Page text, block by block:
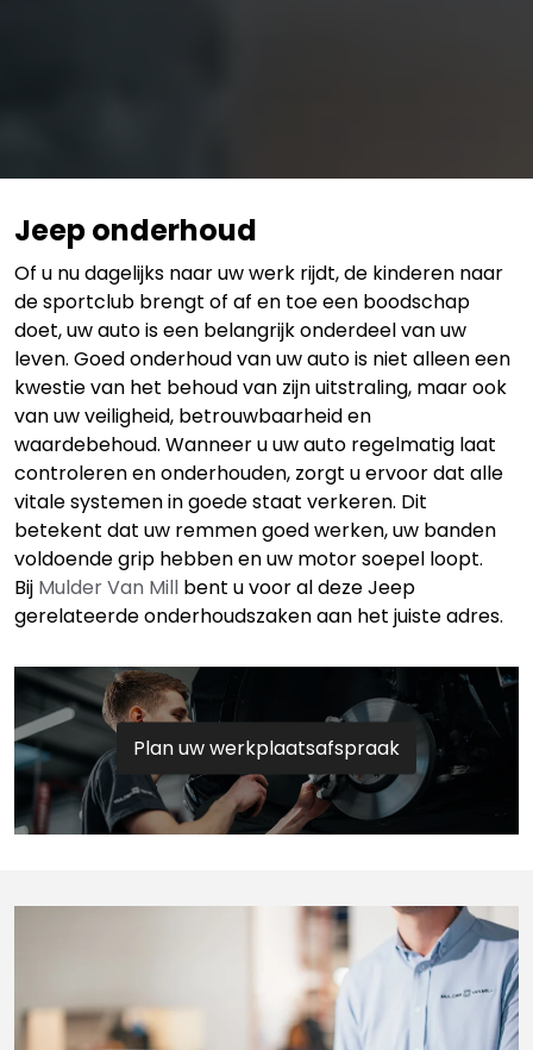
Jeep onderhoud
Of u nu dagelijks naar uw werk rijdt, de kinderen naar
de sportclub brengt of af en toe een boodschap
doet, uw auto is een belangrijk onderdeel van uw
leven. Goed onderhoud van uw auto is niet alleen een
kwestie van het behoud van zijn uitstraling, maar ook
van uw veiligheid, betrouwbaarheid en
waardebehoud. Wanneer u uw auto regelmatig laat
controleren en onderhouden, zorgt u ervoor dat alle
vitale systemen in goede staat verkeren. Dit
betekent dat uw remmen goed werken, uw banden
voldoende grip hebben en uw motor soepel loopt.
Bij Mulder Van Mill bent u voor al deze Jeep
gerelateerde onderhoudszaken aan het juiste adres.
Plan uw werkplaatsafspraak